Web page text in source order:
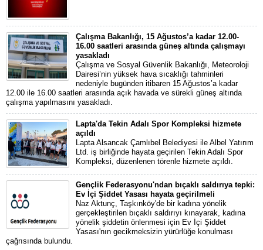
Çalışma Bakanlığı, 15 Ağustos’a kadar 12.00-
16.00 saatleri arasında güneş altında çalışmayı
yasakladı
Çalışma ve Sosyal Güvenlik Bakanlığı, Meteoroloji
Dairesi’nin yüksek hava sıcaklığı tahminleri
nedeniyle bugünden itibaren 15 Ağustos’a kadar
12.00 ile 16.00 saatleri arasında açık havada ve sürekli güneş altında
çalışma yapılmasını yasakladı.
Lapta'da Tekin Adalı Spor Kompleksi hizmete
açıldı
Lapta Alsancak Çamlıbel Belediyesi ile Albel Yatırım
Ltd. iş birliğinde hayata geçirilen Tekin Adalı Spor
Kompleksi, düzenlenen törenle hizmete açıldı.
Gençlik Federasyonu'ndan bıçaklı saldırıya tepki:
Ev İçi Şiddet Yasası hayata geçirilmeli
Naz Aktunç, Taşkınköy'de bir kadına yönelik
gerçekleştirilen bıçaklı saldırıyı kınayarak, kadına
yönelik şiddetin önlenmesi için Ev İçi Şiddet
Yasası'nın gecikmeksizin yürürlüğe konulması
çağrısında bulundu.